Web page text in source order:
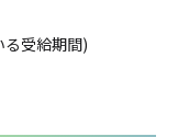
受給期間)